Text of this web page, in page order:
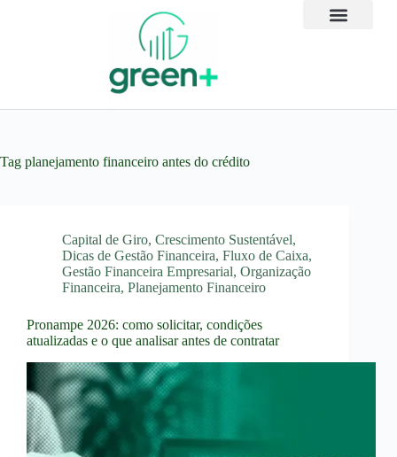
Tag planejamento financeiro antes do crédito
Capital de Giro, Crescimento Sustentável,
Dicas de Gestão Financeira, Fluxo de Caixa,
Gestão Financeira Empresarial, Organização
Financeira, Planejamento Financeiro
Pronampe 2026: como solicitar, condições
atualizadas e o que analisar antes de contratar